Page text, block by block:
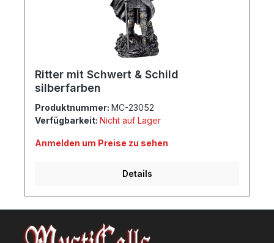
Ritter mit Schwert & Schild
silberfarben
Produktnummer: MC-23052
Verfügbarkeit: Nicht auf Lager
Anmelden um Preise zu sehen
Details